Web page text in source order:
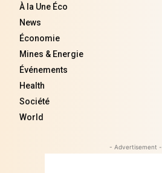
À la Une Éco
News
Économie
Mines & Energie
Événements
Health
Société
World
- Advertisement -